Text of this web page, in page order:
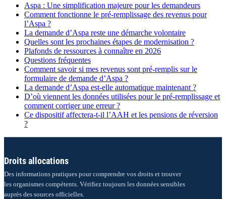
Aspa : Une simplification majeure pour les demandeurs
Comment fonctionne le pré-remplissage des revenus pour
l’Aspa ?
La demande d’Aspa reste une démarche volontaire
Quelles sont les prochaines étapes de modernisation ?
Plafonds de ressources à connaître en 2026
Questions fréquentes
Comment savoir si mes revenus sont pré-remplis sur le
formulaire de demande d’Aspa ?
La demande d’Aspa est-elle automatique maintenant ?
D’où viennent les données utilisées pour le pré-remplissage et
comment corriger une erreur ?
Ce dispositif affectera-t-il l’AAH et les pensions de réversion
?
Droits allocations
Des informations pratiques pour comprendre vos droits et trouver
les organismes compétents. Vérifiez toujours les données sensibles
auprès des sources officielles.